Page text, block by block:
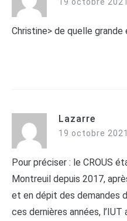
Christine> de quelle grande
Lazarre
19 octobre
Pour préciser : le CROUS
Montreuil depuis 2017,
et en dépit des demandes
ces dernières années,